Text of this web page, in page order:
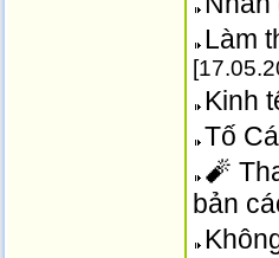
Làm
Kinh
Tố
🧨
bản